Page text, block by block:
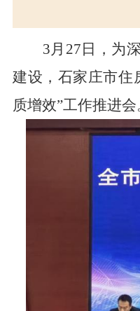
3月27日，为
建设，石家庄市住
质增效”工作推进会